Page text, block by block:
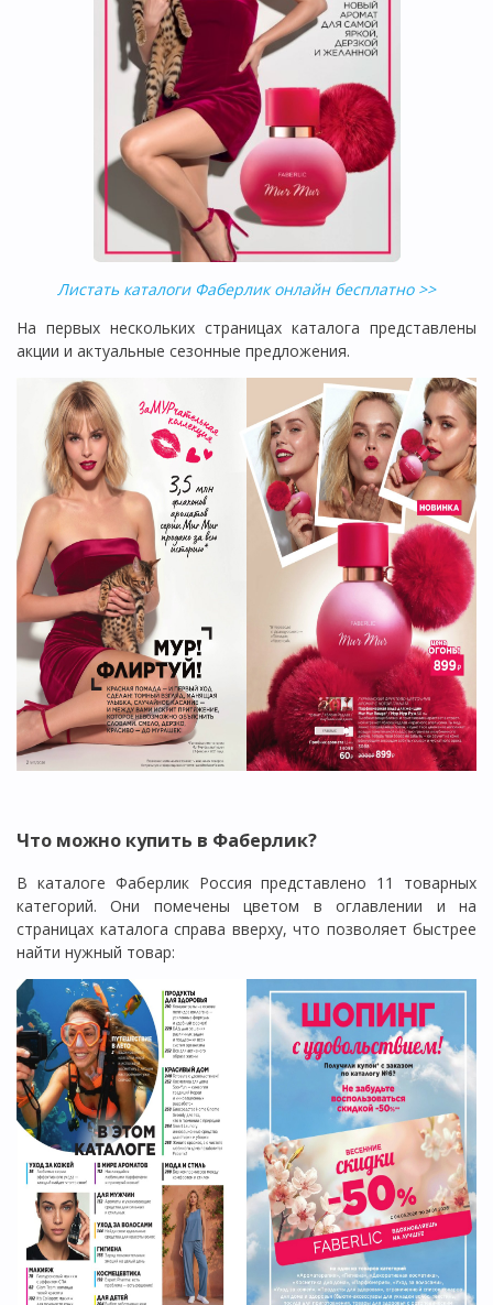
Листать каталоги Фаберлик онлайн бесплатно >>
На первых нескольких страницах каталога представлены
акции и актуальные сезонные предложения.
Что можно купить в Фаберлик?
В каталоге Фаберлик Россия представлено 11 товарных
категорий. Они помечены цветом в оглавлении и на
страницах каталога справа вверху, что позволяет быстрее
найти нужный товар: